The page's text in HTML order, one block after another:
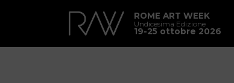
ROME ART WEEK
Undicesima Edizione
19-25 ottobre 2026